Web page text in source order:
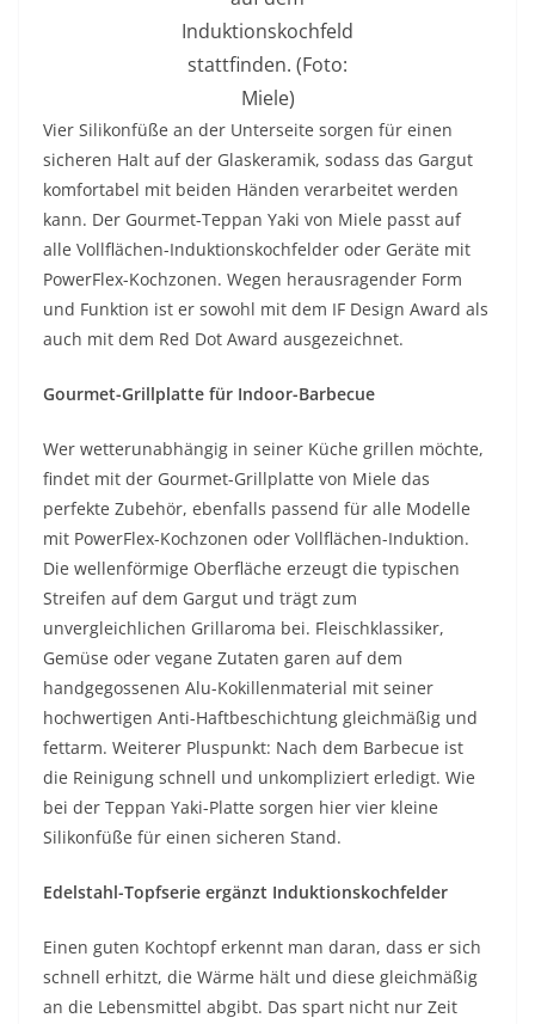
Induktionskochfeld
stattfinden. (Foto:
Miele)
Vier Silikonfüße an der Unterseite sorgen für einen
sicheren Halt auf der Glaskeramik, sodass das Gargut
komfortabel mit beiden Händen verarbeitet werden
kann. Der Gourmet-Teppan Yaki von Miele passt auf
alle Vollflächen-Induktionskochfelder oder Geräte mit
PowerFlex-Kochzonen. Wegen herausragender Form
und Funktion ist er sowohl mit dem IF Design Award als
auch mit dem Red Dot Award ausgezeichnet.
Gourmet-Grillplatte für Indoor-Barbecue
Wer wetterunabhängig in seiner Küche grillen möchte,
findet mit der Gourmet-Grillplatte von Miele das
perfekte Zubehör, ebenfalls passend für alle Modelle
mit PowerFlex-Kochzonen oder Vollflächen-Induktion.
Die wellenförmige Oberfläche erzeugt die typischen
Streifen auf dem Gargut und trägt zum
unvergleichlichen Grillaroma bei. Fleischklassiker,
Gemüse oder vegane Zutaten garen auf dem
handgegossenen Alu-Kokillenmaterial mit seiner
hochwertigen Anti-Haftbeschichtung gleichmäßig und
fettarm. Weiterer Pluspunkt: Nach dem Barbecue ist
die Reinigung schnell und unkompliziert erledigt. Wie
bei der Teppan Yaki-Platte sorgen hier vier kleine
Silikonfüße für einen sicheren Stand.
Edelstahl-Topfserie ergänzt Induktionskochfelder
Einen guten Kochtopf erkennt man daran, dass er sich
schnell erhitzt, die Wärme hält und diese gleichmäßig
an die Lebensmittel abgibt. Das spart nicht nur Zeit